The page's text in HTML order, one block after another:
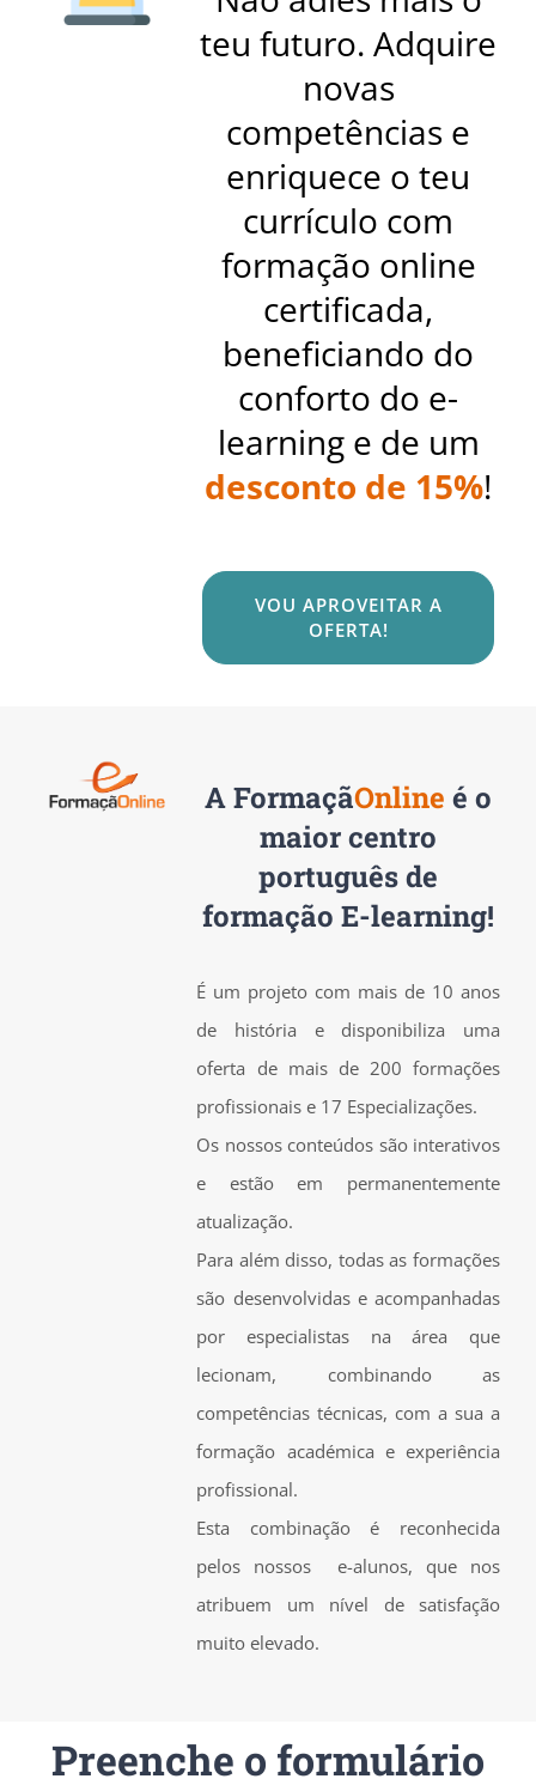
teu futuro. Adquire
novas
competências e
enriquece o teu
currículo com
formação online
certificada,
beneficiando do
conforto do e-
learning e de um
desconto de 15%!
VOU APROVEITAR A
OFERTA!
AFormaçãOnline é o
maior centro
português de
formação E-learning!
É um projeto com mais de 10 anos
de história e disponibiliza uma
oferta de mais de 200 formações
profissionais e 17 Especializações.
Os nossos conteúdos são interativos
e estão em permanentemente
atualização.
Para além disso, todas as formações
são desenvolvidas e acompanhadas
por especialistas na área que
lecionam, combinando as
competências técnicas, com a sua a
formação académica e experiência
profissional.
Esta combinação é reconhecida
pelos nossos e-alunos, que nos
atribuem um nível de satisfação
muito elevado.
Preenche o formulário